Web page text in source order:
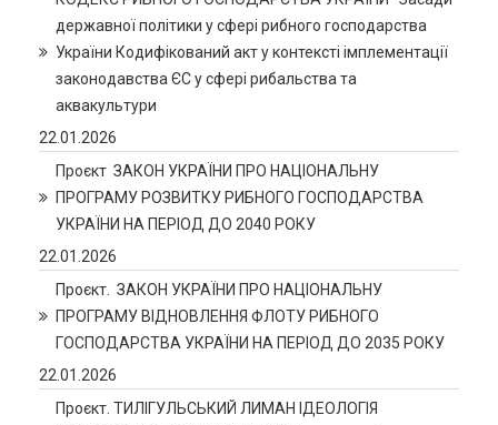
державної політики у сфері рибного господарства
України Кодифікований акт у контексті імплементації
законодавства ЄС у сфері рибальства та
аквакультури
22.01.2026
Проєкт ЗАКОН УКРАЇНИ ПРО НАЦІОНАЛЬНУ
ПРОГРАМУ РОЗВИТКУ РИБНОГО ГОСПОДАРСТВА
УКРАЇНИ НА ПЕРІОД ДО 2040 РОКУ
22.01.2026
Проєкт. ЗАКОН УКРАЇНИ ПРО НАЦІОНАЛЬНУ
ПРОГРАМУ ВІДНОВЛЕННЯ ФЛОТУ РИБНОГО
ГОСПОДАРСТВА УКРАЇНИ НА ПЕРІОД ДО 2035 РОКУ
22.01.2026
Проєкт. ТИЛІГУЛЬСЬКИЙ ЛИМАН ІДЕОЛОГІЯ